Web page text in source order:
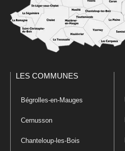
LES COMMUNES
Bégrolles-en-Mauges
Cernusson
Chanteloup-les-Bois